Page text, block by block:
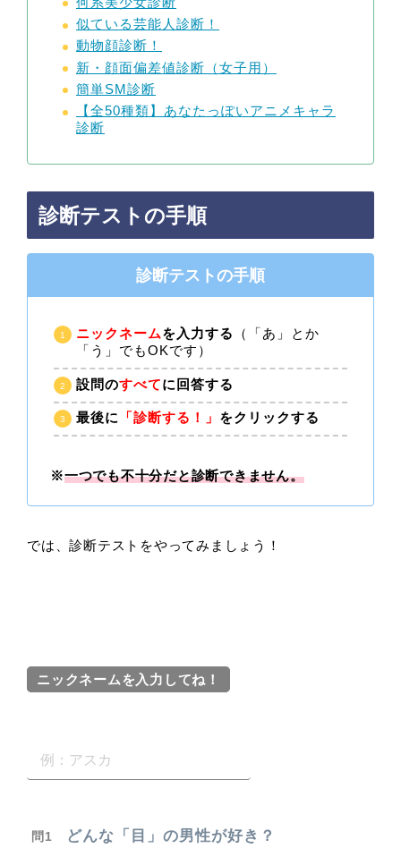
似ている芸能人診断！
動物顔診断！
新・顔面偏差値診断（女子用）
簡単SM診断
【全50種類】あなたっぽいアニメキャラ
診断
診断テストの手順
診断テストの手順
ニックネームを入力する
（「あ」とか
「う」でもOKです）
設問のすべてに回答する
最後に 「診断する！」 をクリックする
※一つでも不十分だと診断できません。
では、診断テストをやってみましょう！
ニックネームを入力してね！
問1 どんな「目」の男性が好き？